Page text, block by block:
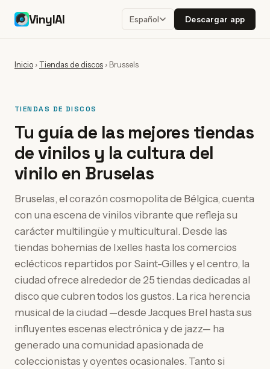
VinylAI Español Descargar app
Inicio ›Tiendas de discos › Brussels
TIENDAS DE DISCOS
Tu guía de las mejores tiendas
de vinilos y la cultura del
vinilo en Bruselas
Bruselas, el corazón cosmopolita de Bélgica, cuenta
con una escena de vinilos vibrante que refleja su
carácter multilingüe y multicultural. Desde las
tiendas bohemias de Ixelles hasta los comercios
eclécticos repartidos por Saint-Gilles y el centro, la
ciudad ofrece alrededor de 25 tiendas dedicadas al
disco que cubren todos los gustos. La rica herencia
musical de la ciudad —desde Jacques Brel hasta sus
influyentes escenas electrónica y de jazz— ha
generado una comunidad apasionada de
coleccionistas y oyentes ocasionales. Tanto si